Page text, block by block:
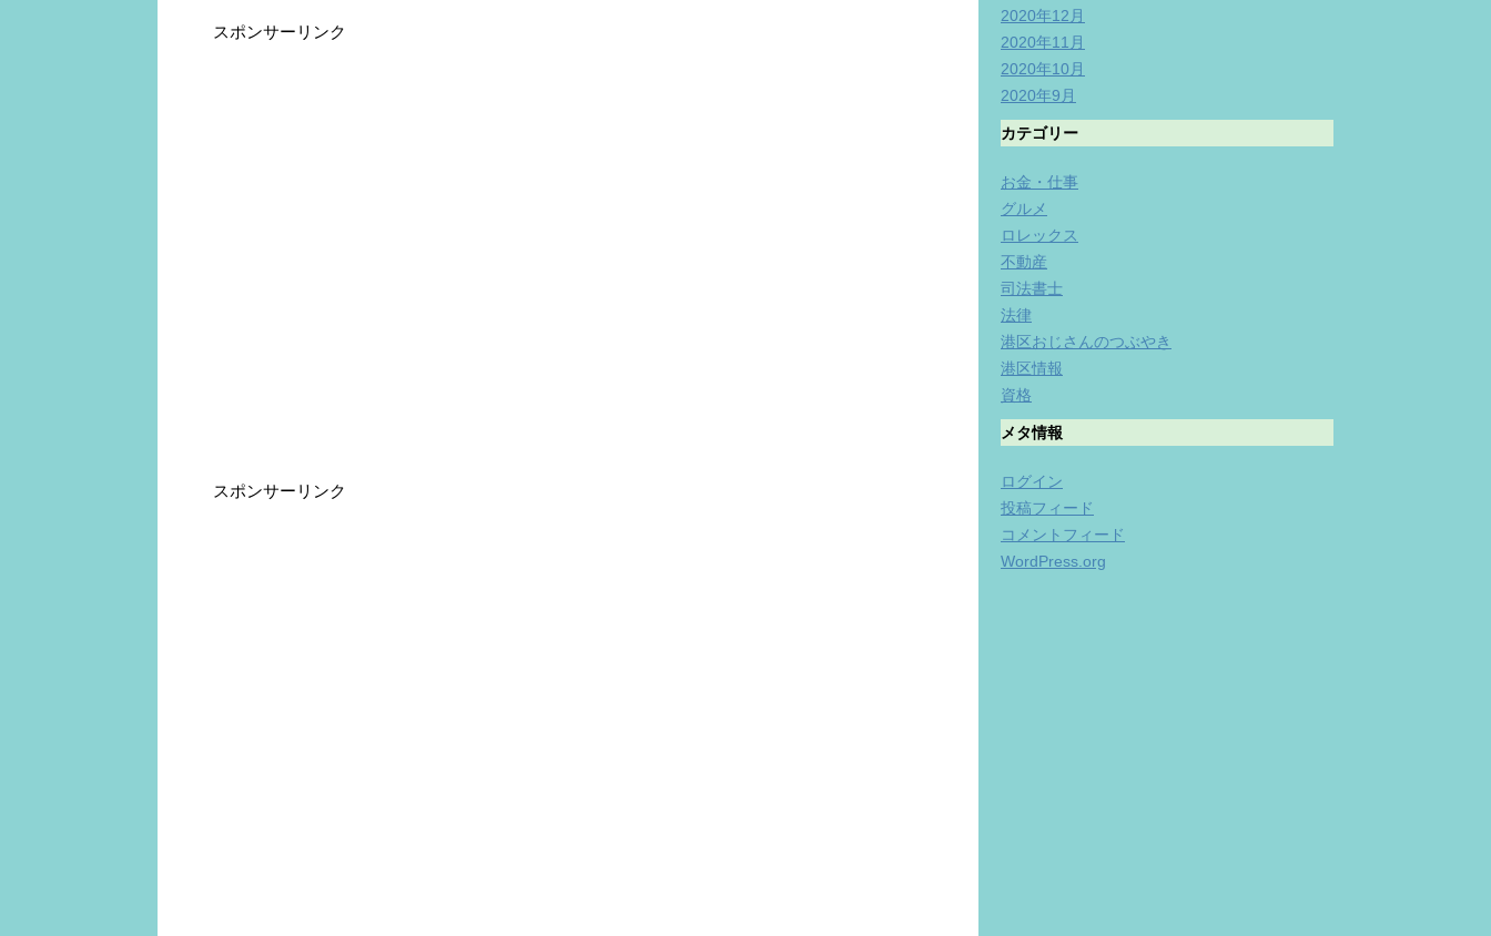
スポンサーリンク
スポンサーリンク
2020年12月
2020年11月
2020年10月
2020年9月
カテゴリー
お金・仕事
グルメ
ロレックス
不動産
司法書士
法律
港区おじさんのつぶやき
港区情報
資格
メタ情報
ログイン
投稿フィード
コメントフィード
WordPress.org